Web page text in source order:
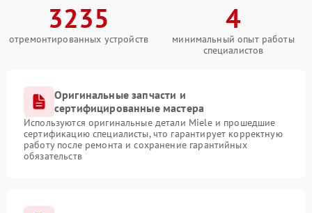
3235
отремонтированных устройств
4
минимальный опыт работы
специалистов
Оригинальные запчасти и
сертифицированные мастера
Используются оригинальные детали Miele и прошедшие
сертификацию специалисты, что гарантирует корректную
работу после ремонта и сохранение гарантийных
обязательств